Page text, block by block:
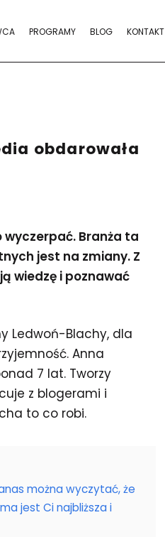
PROGRAMY BLOG
KONTAKT
obdarowała
Branża ta
jest na zmiany. Z
wiedzę i poznawać
Ledwoń-Blachy, dla
Anna
7 lat. Tworzy
z blogerami i
to co robi.
można wyczytać, że
jest Ci najbliższa i